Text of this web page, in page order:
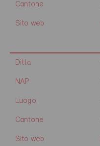
Cantone
Sito web
Ditta
NAP
Luogo
Cantone
Sito web